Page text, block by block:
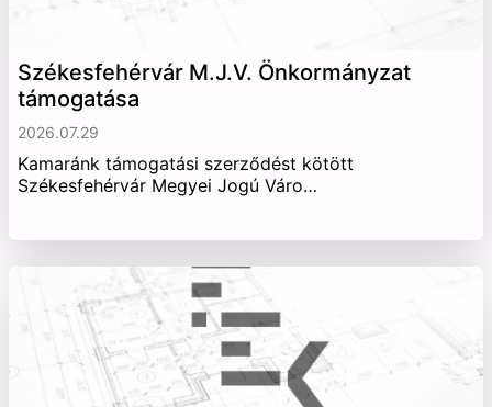
Székesfehérvár M.J.V. Önkormányzat
támogatása
2026.07.29
Kamaránk támogatási szerződést kötött
Székesfehérvár Megyei Jogú Váro…